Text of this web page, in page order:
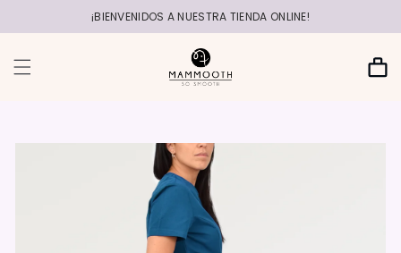
contenido
¡BIENVENIDOS A NUESTRA TIENDA ONLINE!
Carrito